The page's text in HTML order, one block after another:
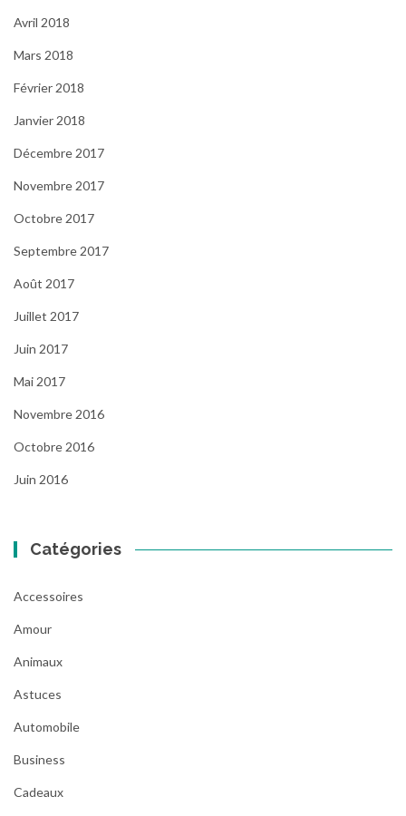
Avril 2018
Mars 2018
Février 2018
Janvier 2018
Décembre 2017
Novembre 2017
Octobre 2017
Septembre 2017
Août 2017
Juillet 2017
Juin 2017
Mai 2017
Novembre 2016
Octobre 2016
Juin 2016
Catégories
Accessoires
Amour
Animaux
Astuces
Automobile
Business
Cadeaux